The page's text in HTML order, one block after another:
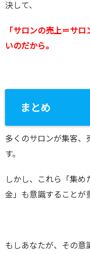
決して、
「サロンの売上＝サ
いのだから。
まとめ
多くのサロンが集客、
す。
しかし、これら「集
金」も意識することが
もしあなたが、その意